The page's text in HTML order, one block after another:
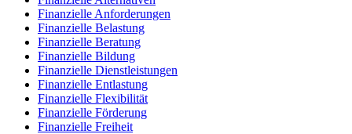
Finanzielle Anforderungen
Finanzielle Belastung
Finanzielle Beratung
Finanzielle Bildung
Finanzielle Dienstleistungen
Finanzielle Entlastung
Finanzielle Flexibilität
Finanzielle Förderung
Finanzielle Freiheit